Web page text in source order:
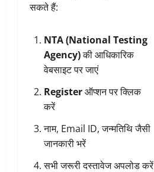
सकते हैं:
NTA (National Testing
Agency)की आधिकारिक
वेबसाइट पर जाएं
Registerऑप्शन पर क्लिक
करें
नाम, Email ID, जन्मतिथि जैसी
जानकारी भरें
सभी जरूरी दस्तावेज अपलोड करें